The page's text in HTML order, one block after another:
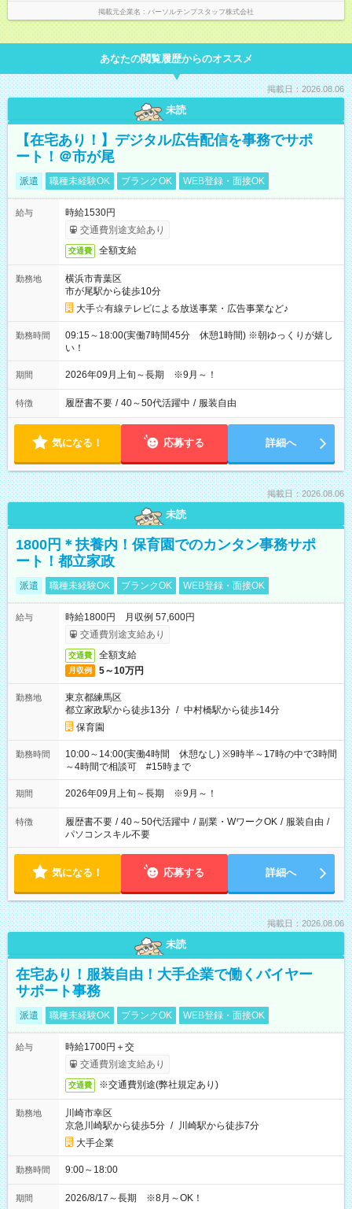
掲載元企業名 パーソルテンプスタッフ株式会社
あなたの閲覧履歴からのオススメ
掲載日：2026.08.06
未読
【在宅あり！】デジタル広告配信を事務でサポ
ート！＠市が尾
派遣 職種未経験OK ブランクOK WEB登録・面接OK
給与
時給1530円
交通費別途支給あり
交通費 全額支給
勤務地
横浜市青葉区
市が尾駅から徒歩10分
大手☆有線テレビによる放送事業・広告事業など♪
勤務時間
09:15～18:00(実働7時間45分 休憩1時間) ※朝ゆっくりが嬉し
い！
期間 2026年09月上旬～長期 ※9月～！
特徴 履歴書不要 / 40～50代活躍中 / 服装自由
気になる！ 応募する 詳細へ
掲載日：2026.08.06
未読
1800円＊扶養内！保育園でのカンタン事務サポ
ート！都立家政
派遣 職種未経験OK ブランクOK WEB登録・面接OK
給与
時給1800円 月収例 57,600円
交通費別途支給あり
交通費 全額支給
月収例 5～10万円
勤務地
東京都練馬区
都立家政駅から徒歩13分 / 中村橋駅から徒歩14分
保育園
勤務時間
10:00～14:00(実働4時間 休憩なし) ※9時半～17時の中で3時間
～4時間で相談可 #15時まで
期間 2026年09月上旬～長期 ※9月～！
特徴 履歴書不要 / 40～50代活躍中 / 副業・WワークOK / 服装自由 /
パソコンスキル不要
気になる！ 応募する 詳細へ
掲載日：2026.08.06
未読
在宅あり！服装自由！大手企業で働くバイヤー
サポート事務
派遣 職種未経験OK ブランクOK WEB登録・面接OK
給与
時給1700円＋交
交通費別途支給あり
交通費 ※交通費別途(弊社規定あり)
勤務地
川崎市幸区
京急川崎駅から徒歩5分 / 川崎駅から徒歩7分
大手企業
勤務時間 9:00～18:00
期間 2026/8/17～長期 ※8月～OK！